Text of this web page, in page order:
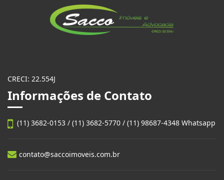
CRECI: 22.554J
Informações de Contato
(11) 3682-0153 / (11) 3682-5770 / (11) 98687-4348 Whatsapp
contato@saccoimoveis.com.br